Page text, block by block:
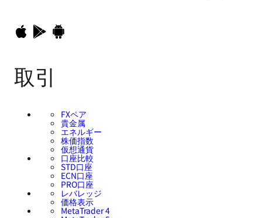
取引
FXペア
貴金属
エネルギー
株価指数
仮想通貨
口座比較
STD口座
ECN口座
PRO口座
レバレッジ
価格表示
MetaTrader 4